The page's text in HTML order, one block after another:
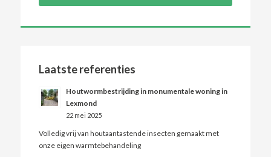
Laatste referenties
Houtwormbestrijding in monumentale woning in
Lexmond
22 mei 2025
Volledig vrij van houtaantastende insecten gemaakt met
onze eigen warmtebehandeling